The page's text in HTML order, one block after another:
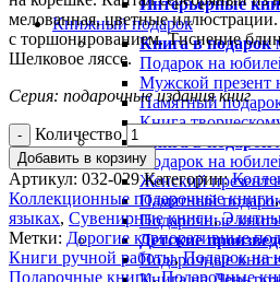
Интерьерные
Книжный подарок
Книга в подарок
Подарок на
Мужской презент
Памятный
Книга
Книга в
Подарок на
Женский презент
Памятный
Подарочные
Детские
Подарочные
мелованная, цветные
с торшонированием. Тиснение
Шелковое ляссе.
Серия: подарочные издания книг
Количество
Добавить в корзину
Артикул: 032-029 Категории:
Коллекционные подарочные книги,
языках, Сувенирные книги,
Метки: Дорогие корпоративные
Книги ручной работы, Подарок на
Подарочные книги, Подарочные